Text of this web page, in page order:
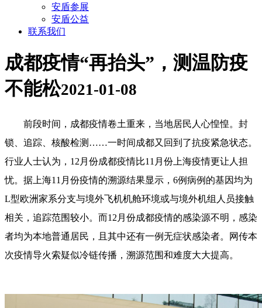
安盾参展
安盾公益
联系我们
成都疫情“再抬头”，测温防疫
不能松2021-01-08
前段时间，成都疫情卷土重来，当地居民人心惶惶。封
锁、追踪、核酸检测……一时间成都又回到了抗疫紧急状态。
行业人士认为，12月份成都疫情比11月份上海疫情更让人担
忧。据上海11月份疫情的溯源结果显示，6例病例的基因均为
L型欧洲家系分支与境外飞机机舱环境或与境外机组人员接触
相关，追踪范围较小。而12月份成都疫情的感染源不明，感染
者均为本地普通居民，且其中还有一例无症状感染者。网传本
次疫情导火索疑似冷链传播，溯源范围和难度大大提高。